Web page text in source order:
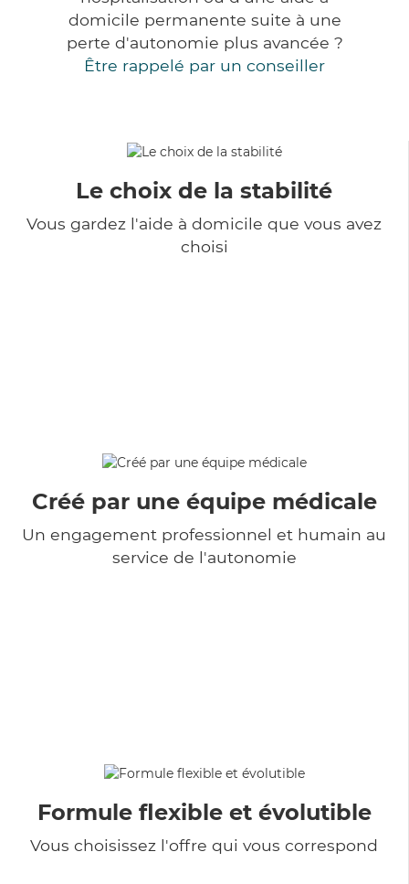
domicile permanente suite à une
perte d'autonomie plus avancée ?
Être rappelé par un conseiller
Le choix de la stabilité
Vous gardez l'aide à domicile que vous avez
choisi
Créé par une équipe médicale
Un engagement professionnel et humain au
service de l'autonomie
Formule flexible et évolutible
Vous choisissez l'offre qui vous correspond